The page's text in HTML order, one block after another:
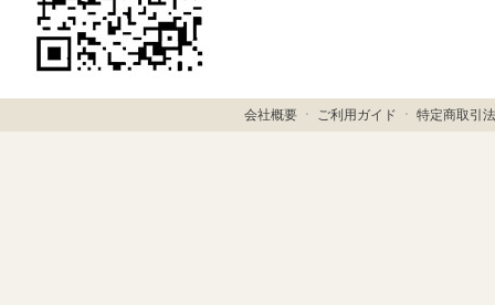
会社概要 ㆍ ご利用ガイド ㆍ特定商取引